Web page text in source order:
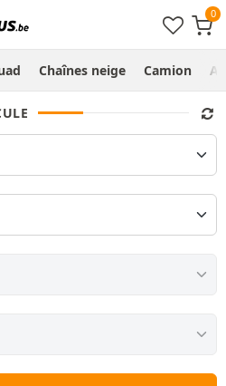
Chaînes neige Camion